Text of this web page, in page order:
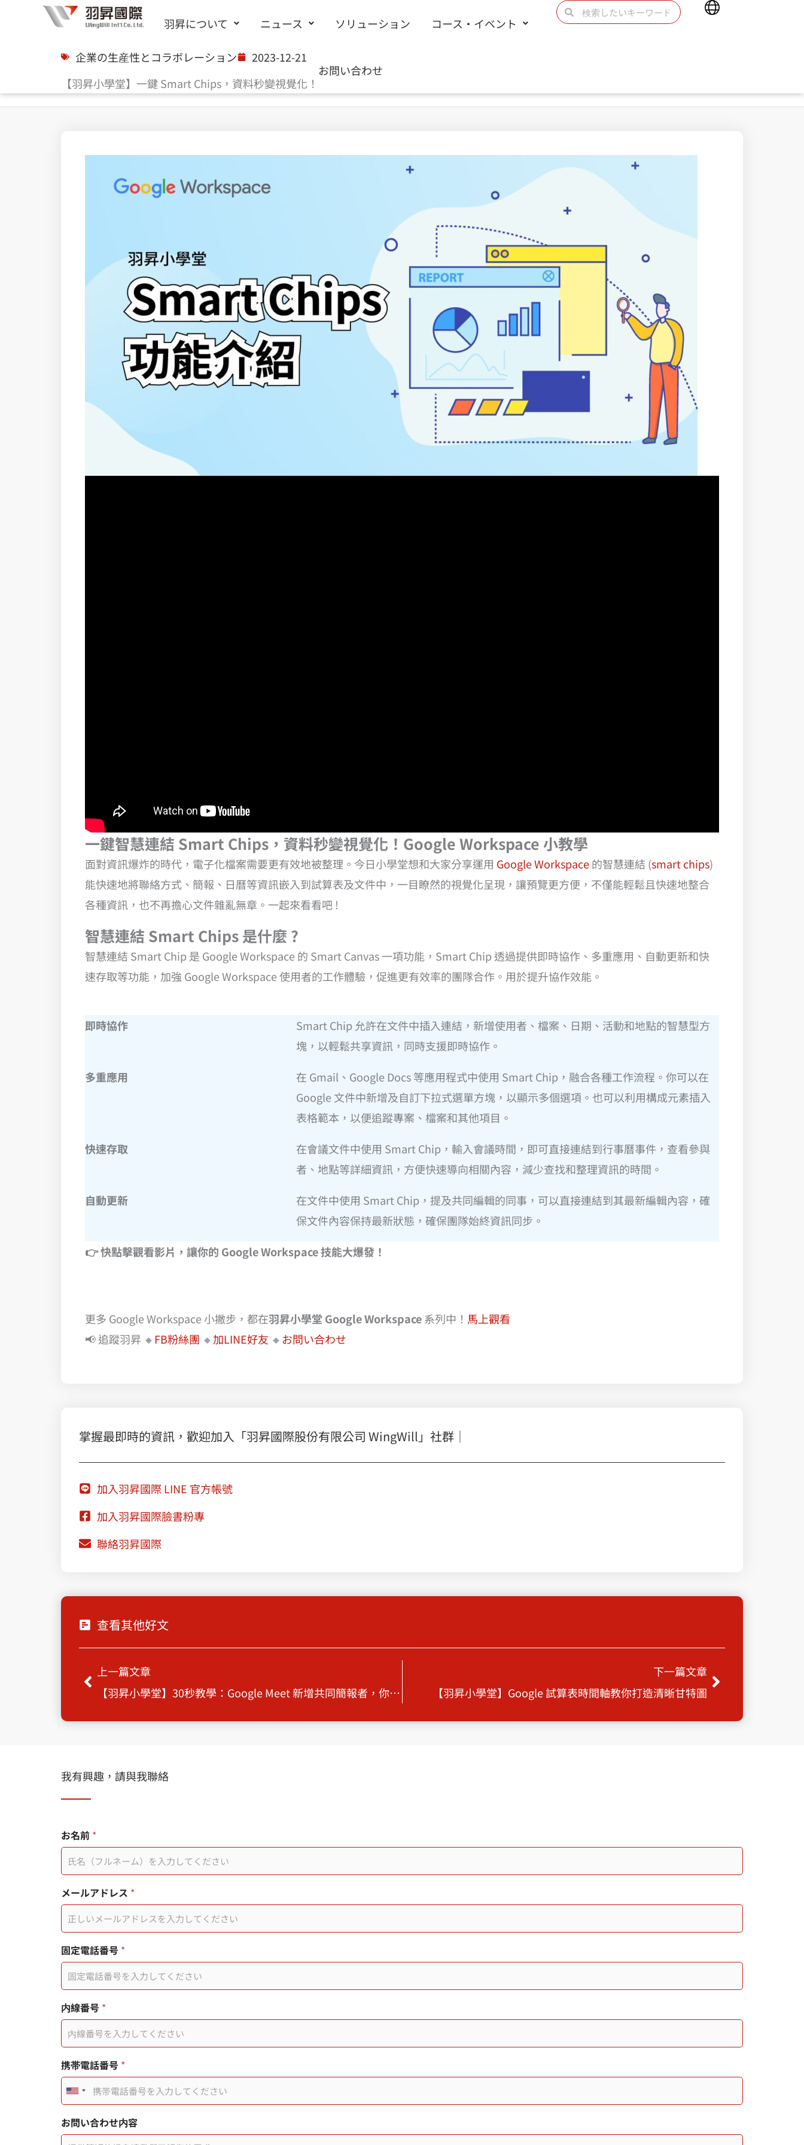
キ
羽昇について ニュース ソリューション コース・イベント
お問い合わせ
検
Main
企業の生産性とコラボレーション
2023-12-21
【羽昇小學堂】一鍵 Smart Chips，資料秒變視覺化！
一鍵智慧連結 Smart Chips，資料秒變視覺化！Google Workspace 小教學
面對資訊爆炸的時代，電子化檔案需要更有效地被整理。今日小學堂想和大家分享運用 Google Workspace的智慧連結 (smart chips)
能快速地將聯絡方式、簡報、日曆等資訊嵌入到試算表及文件中，一目瞭然的視覺化呈現，讓預覽更方便，不僅能輕鬆且快速地整合
各種資訊，也不再擔心文件雜亂無章。一起來看看吧 !
智慧連結 Smart Chips 是什麼 ?
智慧連結 Smart Chip 是 Google Workspace 的 Smart Canvas 一項功能，Smart Chip 透過提供即時協作、多重應用、自動更新和快
速存取等功能，加強 Google Workspace 使用者的工作體驗，促進更有效率的團隊合作。用於提升協作效能。
即時協作
Smart Chip 允許在文件中插入連結，新增使用者、檔案、日期、活動和地點的智慧型方
塊，以輕鬆共享資訊，同時支援即時協作。
多重應用
在 Gmail、Google Docs 等應用程式中使用 Smart Chip，融合各種工作流程。你可以在
Google 文件中新增及自訂下拉式選單方塊，以顯示多個選項。也可以利用構成元素插入
表格範本，以便追蹤專案、檔案和其他項目。
快速存取
在會議文件中使用 Smart Chip，輸入會議時間，即可直接連結到行事曆事件，查看參與
者、地點等詳細資訊，方便快速導向相關內容，減少查找和整理資訊的時間。
自動更新
在文件中使用 Smart Chip，提及共同編輯的同事，可以直接連結到其最新編輯內容，確
保文件內容保持最新狀態，確保團隊始終資訊同步。
👉 快點擊觀看影片，讓你的 Google Workspace 技能大爆發！
更多 Google Workspace 小撇步，都在羽昇小學堂 Google Workspace系列中！ 馬上觀看
📢 追蹤羽昇 🔸FB粉絲團 🔸加LINE好友 🔸 お問い合わせ
掌握最即時的資訊，歡迎加入「羽昇國際股份有限公司 WingWill」社群｜
加入羽昇國際 LINE 官方帳號
加入羽昇國際臉書粉專
聯絡羽昇國際
查看其他好文
Prev上一篇文章
【羽昇小學堂】30秒教學：Google Meet 新增共同簡報者，你也可以成為視訊會議高手！
下一篇文章
【羽昇小學堂】Google 試算表時間軸教你打造清晰甘特圖
Next
我有興趣，請與我聯絡
お名前 *
メールアドレス *
頁
面
標
題
用
者
携
帯
電
話
号
お
名
前
使
用
者
固定電話番号 *
内線番号 *
携帯電話番号 *
U
n
i
お問い合わせ内容